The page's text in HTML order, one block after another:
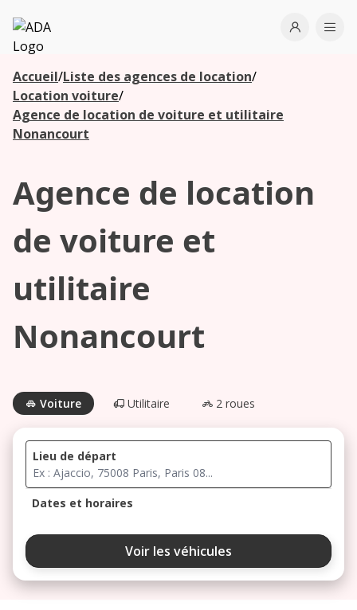
ADA
Open
Accueil/Liste des agences de location/
Location voiture/
Agence de location de voiture et utilitaire
Nonancourt
Agence de location
de voiture et
utilitaire
Nonancourt
Voiture Utilitaire 2 roues
Lieu de départ
Dates et horaires
août 2026
ma me
Voir les véhicules
Les
agences à
proximité
Commencez
votre
recherche
pour voir les
proximité